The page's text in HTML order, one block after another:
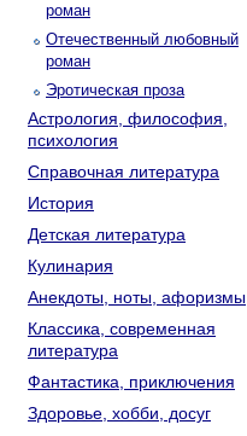
роман
Отечественный любовный
роман
Эротическая проза
Астрология, философия,
психология
Справочная литература
История
Детская литература
Кулинария
Анекдоты, ноты, афоризмы
Классика, современная
литература
Фантастика, приключения
Здоровье, хобби, досуг